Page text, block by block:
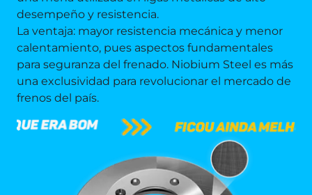
desempeño y resistencia.
La ventaja: mayor resistencia mecánica y menor
calentamiento, pues aspectos fundamentales
para seguranza del frenado. Niobium Steel es más
una exclusividad para revolucionar el mercado de
frenos del país.